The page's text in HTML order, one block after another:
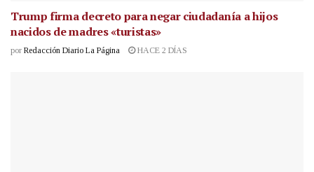
Trump firma decreto para negar ciudadanía a hijos
nacidos de madres «turistas»
por Redacción Diario La Página HACE 2 DÍAS